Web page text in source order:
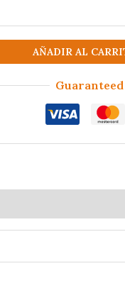
AÑADIR AL